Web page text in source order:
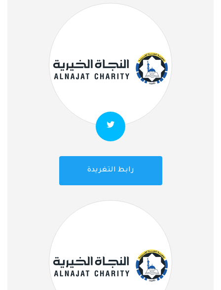
رابط التغريدة